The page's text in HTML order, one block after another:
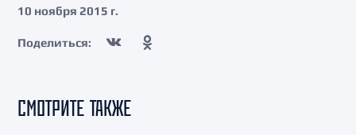
10 ноября 2015 г.
Поделиться:
СМОТРИТЕ ТАКЖЕ